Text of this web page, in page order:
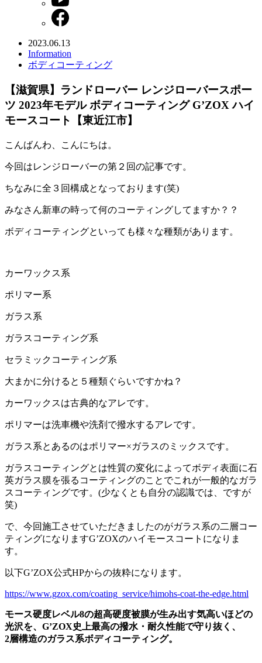
2023.06.13
Information
ボディコーティング
【滋賀県】ランドローバー レンジローバースポー
ツ 2023年モデル ボディコーティング G’ZOX ハイ
モースコート【東近江市】
こんばんわ、こんにちは。
今回はレンジローバーの第２回の記事です。
ちなみに全３回構成となっております(笑)
みなさん新車の時って何のコーティングしてますか？？
ボディコーティングといっても様々な種類があります。
カーワックス系
ポリマー系
ガラス系
ガラスコーティング系
セラミックコーティング系
大まかに分けると５種類ぐらいですかね？
カーワックスは古典的なアレです。
ポリマーは洗車機や洗剤で撥水するアレです。
ガラス系とあるのはポリマー×ガラスのミックスです。
ガラスコーティングとは性質の変化によってボディ表面に石
英ガラス膜を張るコーティングのことでこれが一般的なガラ
スコーティングです。(少なくとも自分の認識では、ですが
笑)
で、今回施工させていただきましたのがガラス系の二層コー
ティングになりますG’ZOXのハイモースコートになりま
す。
以下G’ZOX公式HPからの抜粋になります。
https://www.gzox.com/coating_service/himohs-coat-the-edge.html
モース硬度レベル8の超高硬度被膜が生み出す気高いほどの
光沢を、G’ZOX史上最高の撥水・耐久性能で守り抜く、
2層構造のガラス系ボディコーティング。